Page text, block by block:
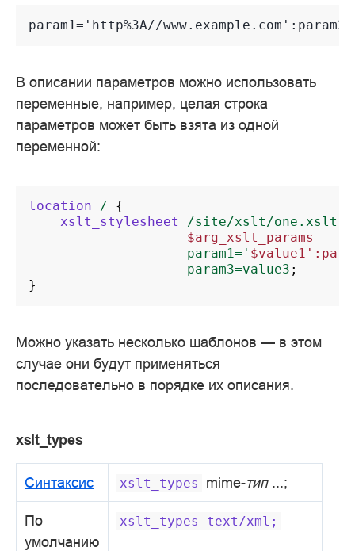
param1='http%3A//
В описании параметров можно использовать
переменные, например, целая строка
параметров может быть взята из одной
переменной:
location /
{
xslt_stylesheet
/site/xslt/one.xslt
$arg_xslt_params
param1='
param3=value3 ;
}
Можно указать несколько шаблонов — в этом
случае они будут применяться
последовательно в порядке их описания.
xslt_types
Синтаксис xslt_types mime-тип...;
По
умолчанию
xslt_types text/xml;